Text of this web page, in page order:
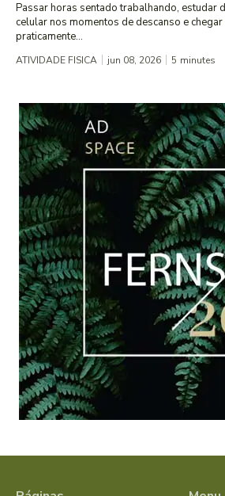
Passar horas sentado trabalhando, estudar
celular nos momentos de descanso e
praticamente...
ATIVIDADE FISICA jun 08, 2026 5 minutes